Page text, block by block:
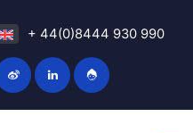
+ 44(0)8444 930 990